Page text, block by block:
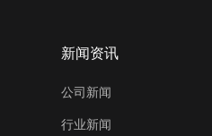
新闻资讯
公司新闻
行业新闻